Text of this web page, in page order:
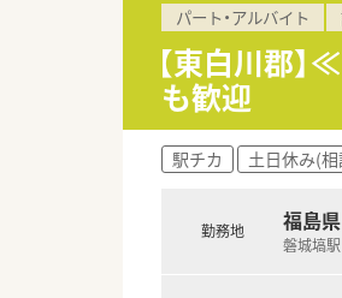
≪数字で
■大学病
■全国の
■在宅医
■かかり
≪企業
大学病
創業以
パート・アルバイト
【東白川郡
も歓迎
駅チカ 土日休み(
勤務地 福島
磐城塙